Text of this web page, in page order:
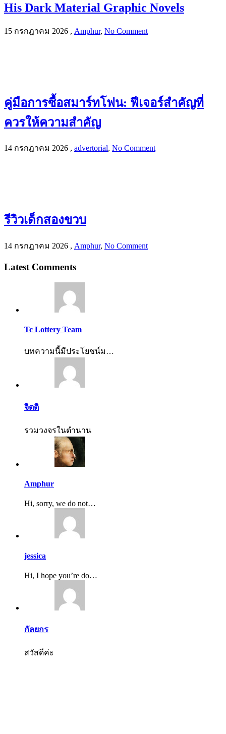
His Dark Material Graphic Novels
15 กรกฎาคม 2026 , Amphur, No Comment
คู่มือการซื้อสมาร์ทโฟน: ฟีเจอร์สำคัญที่
ควรให้ความสำคัญ
14 กรกฎาคม 2026 , advertorial, No Comment
รีวิวเด็กสองขวบ
14 กรกฎาคม 2026 , Amphur, No Comment
Latest Comments
Tc Lottery Team
บทความนี้มีประโยชน์ม…
จิตติ
รวมวงจรในตำนาน
Amphur
Hi, sorry, we do not…
jessica
Hi, I hope you’re do…
กัลยกร
สวัสดีค่ะ